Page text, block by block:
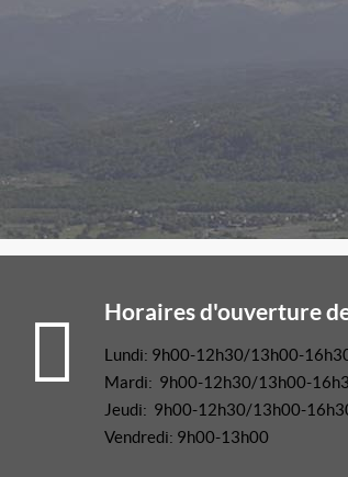
Horaires d'ouverture
Lundi: 9h00-12h30/13h00-
Mardi: 9h00-12h30/13h00-
Jeudi: 9h00-12h30/13h00-
Vendredi: 9h00-13h00